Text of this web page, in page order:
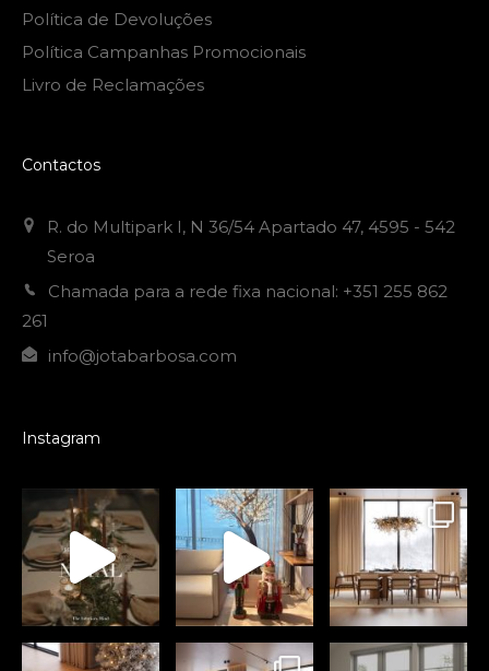
Política de Devoluções
Política Campanhas Promocionais
Livro de Reclamações
Contactos
R. do Multipark I, N 36/54 Apartado 47, 4595 - 542
Seroa
Chamada para a rede fixa nacional: +351 255 862
261
info@jotabarbosa.com
Instagram